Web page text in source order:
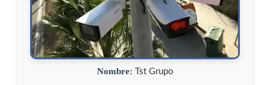
Nombre: Tst Grupo